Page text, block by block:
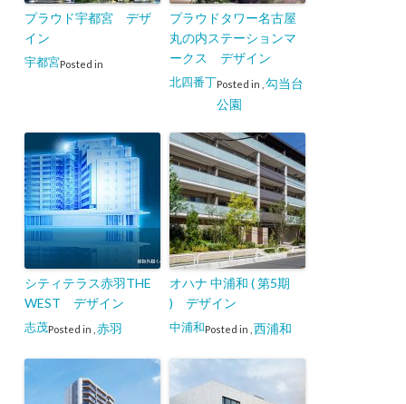
プラウド宇都宮 デザ
イン
Posted in
宇都宮
プラウドタワー名古屋
丸の内ステーションマ
ークス デザイン
Posted in
北四番丁
勾当台
公園
シティテラス赤羽THE
WEST デザイン
Posted in
志茂 赤羽
オハナ 中浦和 ( 第5期
) デザイン
Posted in
中浦和 西浦和